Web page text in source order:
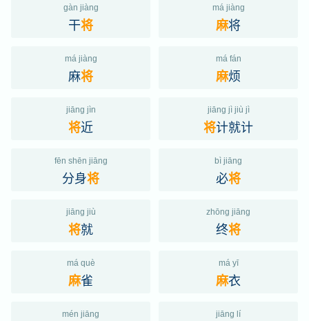
gàn jiàng
干将
má jiàng
麻将
má jiàng
麻将
má fán
麻烦
jiāng jìn
将近
jiāng jì jiù jì
将计就计
fēn shēn jiāng
分身将
bì jiāng
必将
jiāng jiù
将就
zhōng jiāng
终将
má què
麻雀
má yī
麻衣
mén jiāng jiāng lí